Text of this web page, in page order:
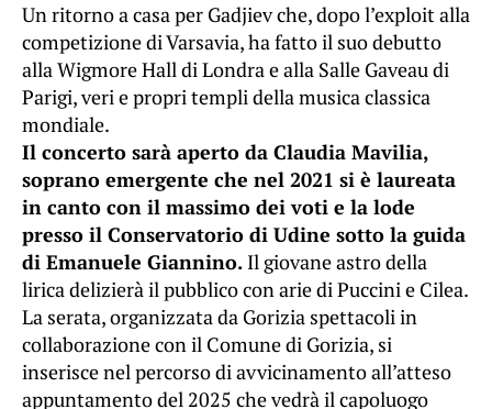
Un ritorno a casa per Gadjiev che, dopo l’exploit alla
competizione di Varsavia, ha fatto il suo debutto
alla Wigmore Hall di Londra e alla Salle Gaveau di
Parigi, veri e propri templi della musica classica
mondiale.
Il concerto sarà aperto da Claudia Mavilia,
soprano emergente che nel 2021 si è laureata
in canto con il massimo dei voti e la lode
presso il Conservatorio di Udine sotto la guida
di Emanuele Giannino. Il giovane astro della
lirica delizierà il pubblico con arie di Puccini e Cilea.
La serata, organizzata da Gorizia spettacoli in
collaborazione con il Comune di Gorizia, si
inserisce nel percorso di avvicinamento all’atteso
appuntamento del 2025 che vedrà il capoluogo